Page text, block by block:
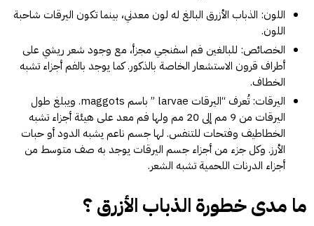
اللون: الذباب الأزرق البالغ له لون معدني، بينما تكون اليرقات شاحبة
اللون.
الخصائص: للبالغين فم اسفنجي مجزأ، مع وجود شعر ريشي على
أطراف قرون الاستشعار الخاصة بالذكور. كما يوجد بالفم أجزاء تشبه
الخطاف.
اليرقات: تُعرف “اليرقات larvae ” باسم maggots. ويبلغ طول
اليرقات من 9 مم إلى 20 مم ولها فم معد على هيئة أجزاء تشبه
الخطاطيف وفتحات للتنفس. لها جسم ناعم يشبه الدود أو حبات
الأرز. وكل جزء من أجزاء جسم اليرقات يوجد به صف متوسط من
أجزاء الدرنات اللحمية تشبه الشعر.
ما مدى خطورة الذباب الأزرق ؟